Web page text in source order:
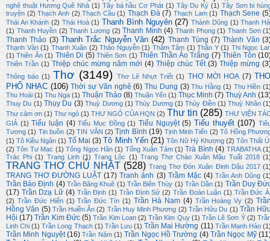
nghệ thuật Hương Quê Nhà (1) Tây bá hầu Cơ Phát (1) Tây Du Ký (1) Tây Sơn bi
truyện (2) Thạch Anh (2) Thạch Cầu (1) Thạch Đà (7) Thạch Lam (1) Thạch Sene
Thái An Khánh (2) Thái Hoà (1) Thanh Bình Nguyên (27) Thành Dũng (1) Thanh
(1) Thanh Huyền (2) Thanh Lương (2) Thanh Minh (4) Thanh Phong (1) Thanh Sơn
Thanh Thảo (3) Thanh Trắc Nguyễn Văn (42) Thanh Tùng (7) Thành Văn
Thạnh Văn (1) Thanh Xuân (2) Thảo Nguyễn (1) Thâm Tâm (1) Thần Y (1) Thi Ngọc
(1) Thiên Ân (1) Thiên Di (5) Thiên Sơn (1) Thiên Thần Áo Trắng (7) Thiên Tôn
Thiên Trần (1) Thiệp chúc mừng năm mới (4) Thiệp chúc Tết (3) Thiệp mừng
Thông báo (1) Thơ (3149) Thơ Lê Nhựt Triết (1) THƠ MỜI HOẠ (7)
PHỔ NHẠC (106) Thời sự Văn nghệ (6) Thu Dung (3) Thu Hằng (1) Thu Hiền
Thu Hoài (1) Thu Nga (1) Thuận Thảo (8) Thuận Yến (1) Thục Minh (7) Thuỳ Anh
Thuỵ Du (1) Thụy Du (3) Thuỳ Dương (1) Thùy Dương (1) Thủy Điền (1) Thuỳ Nhân
Thư cảm ơn (1) Thư ngỏ (1) THƯ NGỎ CỦA HQN (2) Thư tin (285) THƯ VIỆN
GIẢ (1) Tiểu luận (4) Tiểu Mục Đồng (1) Tiểu Nguyệt (5) Tiểu thuyết (107)
Tương (1) Tin buồn (2) TIN VĂN (2) Tịnh Bình (19) Tịnh Minh Tiến (2) Tô Hồng
(1) Tô Kiều Ngân (1) Tố Mai (3) Tô Minh Yến (21) Tôn Nữ Hỷ Khương (2) Tôn Thất
(2) Tôn Tư Mạc (1) Tống Ngọc Hân (1) Tống Xuân Tám (1) Trà Bình (4) TRABATHA
Trác Phi (1) Trang Linh (1) Trang Lộc (1) Trang Thơ Chào Xuân Mậu Tuất 2018
TRANG THƠ CHỦ NHẬT (528) Trang Thơ Đón Xuân Đinh Dậu 2017
TRANG THƠ ĐƯỜNG LUẬT (17) Tranh ảnh (3) Trầm Mặc (4) Trần Anh Dũng
Trần Bảo Định (4) Trần Băng Khuê (1) Trần Biên Thùy (1) Trần Dần (1) Trần Duy
(17) Trần Dzạ Lữ (4) Trần Định (1) Trần Đình Sử (2) Trần Đoàn Luận (1) Trần Đức
(2) Trần Đức Hiển (1) Trần Đức Tín (1) Trần Hà Nam (4) Trần Hoàng Vy (2)
Hồng Vân (5) Trần Huiền Ân (2) Trần Huy Minh Phương (2) Trần Hữu Du (1) Trần
Hội (17) Trần Kim Đức (5) Trần Kim Loan (2) Trần Kim Quy (1) Trần Lê Sơn Ý (2)
Linh Chi (1) Trần Long Thạch (1) Trần Lưu (1) Trần Mai Hường (11) Trần Mạnh Hảo
Trần Minh Nguyệt (16) Trần Năm (1) Trần Ngọc Hồ Trường (4) Trần Ngọc Mỹ